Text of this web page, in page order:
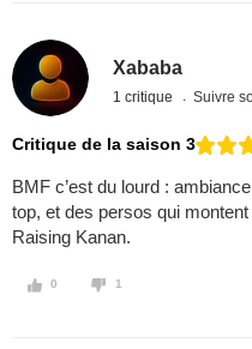
Xababa
1 critique Suivre
Critique de la saison 3
BMF c’est du lourd :
top, et des persos qui
Raising Kanan.
0 1